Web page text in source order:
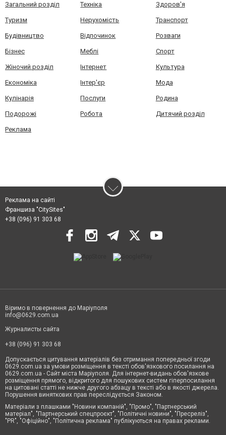
Загальний розділ Техніка Здоров'я
Туризм Нерухомість Транспорт
Будівництво Відпочинок Розваги
Бізнес Меблі Спорт
Жіночий розділ Інтернет Культура
Економіка Інтер'єр Мода
Кулінарія Послуги Родина
Подорожі Робота Дитячий розділ
Реклама
Реклама на сайті
Франшиза "CitySites"
+38 (096) 91 303 68
Віримо в повернення до Маріуполя
info@0629.com.ua
Журналисты сайта
+38 (096) 91 303 68
Допускається цитування матеріалів без отримання попередньої згоди
0629.com.ua за умови розміщення в тексті обов'язкового посилання на
0629.com.ua - Сайт міста Маріуполя. Для інтернет-видань обов'язкове
розміщення прямого, відкритого для пошукових систем гіперпосилання
на цитовані статті не нижче другого абзацу в тексті або в якості джерела.
Порушення виняткових прав переслідується Законом.
Матеріали з плашками "Новини компаній", "Промо", "Партнерський
матеріал", "Партнерський спецпроєкт", "Політичні новини", "Пресреліз",
"PR", "Офіційно", "Політична реклама" публікуються на правах реклами.